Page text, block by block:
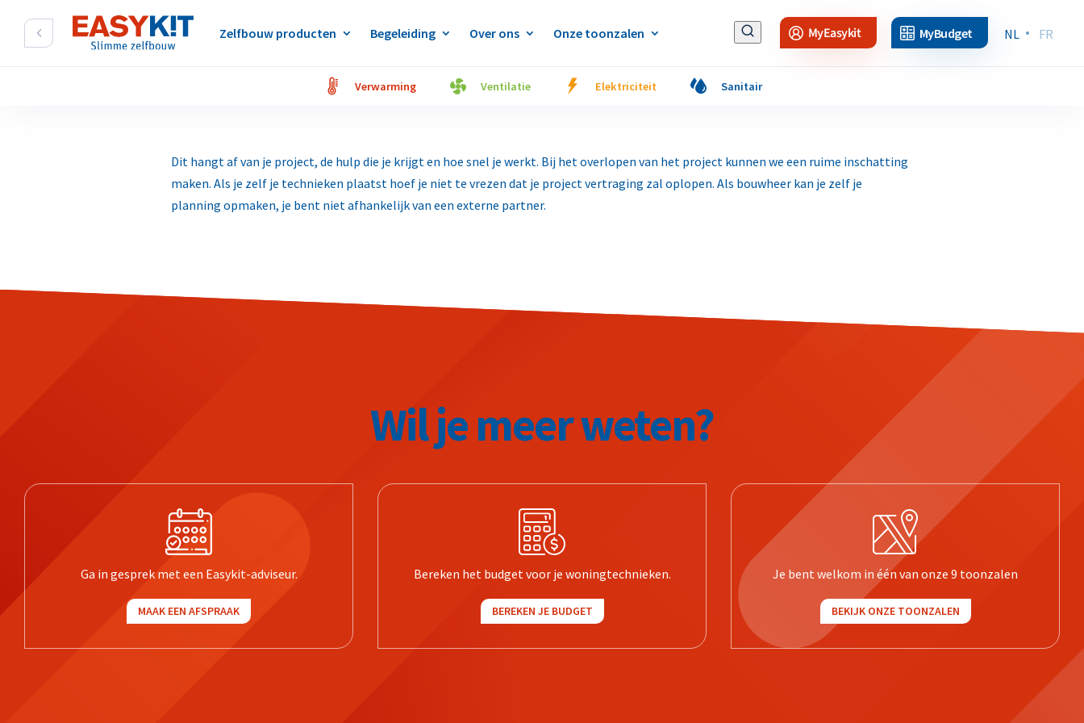
Zelfbouw producten Begeleiding Over ons Onze toonzalen MyEasykit MyBudget NL FR
Verwarming Ventilatie Elektriciteit Sanitair
Dit hangt af van je project, de hulp die je krijgt en hoe snel je werkt. Bij het overlopen van het project kunnen we een ruime inschatting
maken. Als je zelf je technieken plaatst hoef je niet te vrezen dat je project vertraging zal oplopen. Als bouwheer kan je zelf je
planning opmaken, je bent niet afhankelijk van een externe partner.
Wil je meer weten?
Ga in gesprek met een Easykit-adviseur.
MAAK EEN AFSPRAAK
Bereken het budget voor je woningtechnieken.
BEREKEN JE BUDGET
Je bent welkom in één van onze 9 toonzalen
BEKIJK ONZE TOONZALEN